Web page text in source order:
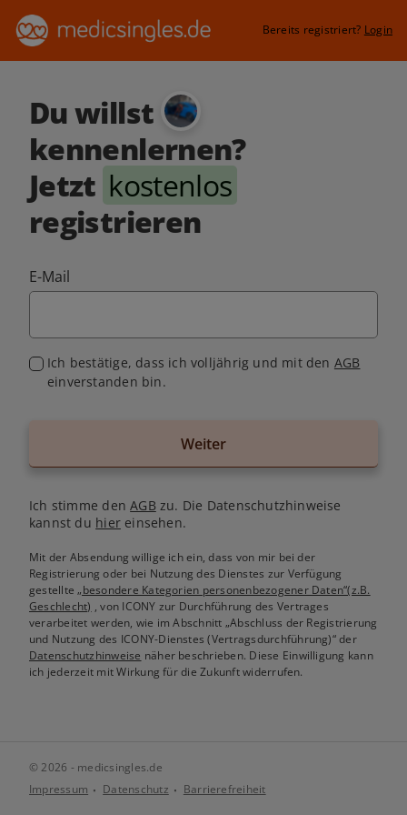
Bereits registriert? Login
Du willst
kennenlernen?
Jetzt kostenlos
registrieren
E-Mail
Ich bestätige, dass ich volljährig und mit den AGB
einverstanden bin.
Weiter
Ich stimme denAGB zu. Die Datenschutzhinweise
kannst du hiereinsehen.
Mit der Absendung willige ich ein, dass von mir bei der
Registrierung oder bei Nutzung des Dienstes zur Verfügung
gestellte„besondere Kategorien personenbezogener Daten“(z.B.
Geschlecht) , von ICONY zur Durchführung des Vertrages
verarbeitet werden, wie im Abschnitt „Abschluss der Registrierung
und Nutzung des ICONY-Dienstes (Vertragsdurchführung)“ der
Datenschutzhinweise näher beschrieben. Diese Einwilligung kann
ich jederzeit mit Wirkung für die Zukunft widerrufen.
© 2026 - medicsingles.de
Impressum
Datenschutz Barrierefreiheit